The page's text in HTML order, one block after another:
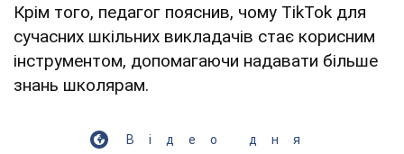
Крім того, педагог пояснив, чому TikTok для
сучасних шкільних викладачів стає корисним
інструментом, допомагаючи надавати більше
знань школярам.
Відео дня